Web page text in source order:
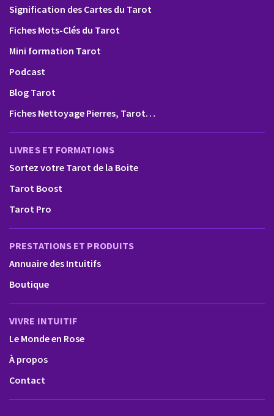
Signification des Cartes du Tarot
Fiches Mots-Clés du Tarot
Mini formation Tarot
Podcast
Blog Tarot
Fiches Nettoyage Pierres, Tarot…
LIVRES ET FORMATIONS
Sortez votre Tarot de la Boite
Tarot Boost
Tarot Pro
PRESTATIONS ET PRODUITS
Annuaire des Intuitifs
Boutique
VIVRE INTUITIF
Le Monde en Rose
À propos
Contact